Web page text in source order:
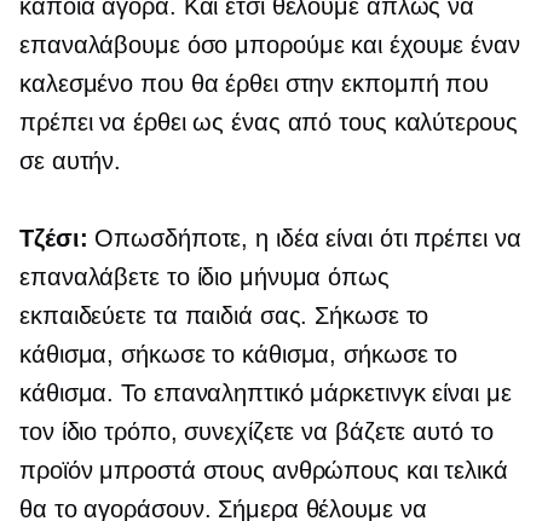
κάποια αγορά. Και έτσι θέλουμε απλώς να
επαναλάβουμε όσο μπορούμε και έχουμε έναν
καλεσμένο που θα έρθει στην εκπομπή που
πρέπει να έρθει ως ένας από τους καλύτερους
σε αυτήν.
Τζέσι: Οπωσδήποτε, η ιδέα είναι ότι πρέπει να
επαναλάβετε το ίδιο μήνυμα όπως
εκπαιδεύετε τα παιδιά σας. Σήκωσε το
κάθισμα, σήκωσε το κάθισμα, σήκωσε το
κάθισμα. Το επαναληπτικό μάρκετινγκ είναι με
τον ίδιο τρόπο, συνεχίζετε να βάζετε αυτό το
προϊόν μπροστά στους ανθρώπους και τελικά
θα το αγοράσουν. Σήμερα θέλουμε να